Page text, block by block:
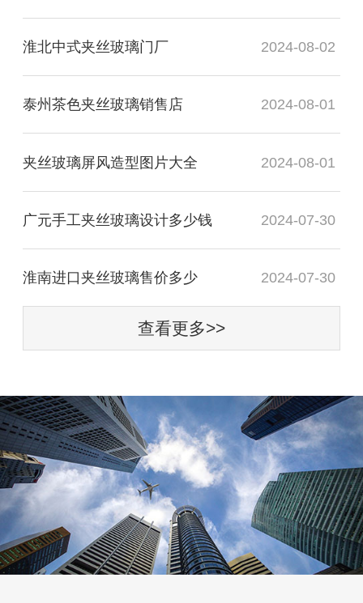
淮北中式夹丝玻璃门厂 2024-08-02
泰州茶色夹丝玻璃销售店 2024-08-01
夹丝玻璃屏风造型图片大全 2024-08-01
广元手工夹丝玻璃设计多少钱 2024-07-30
淮南进口夹丝玻璃售价多少 2024-07-30
查看更多>>